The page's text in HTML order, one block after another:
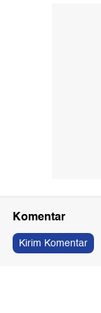
Komentar
Kirim Komentar